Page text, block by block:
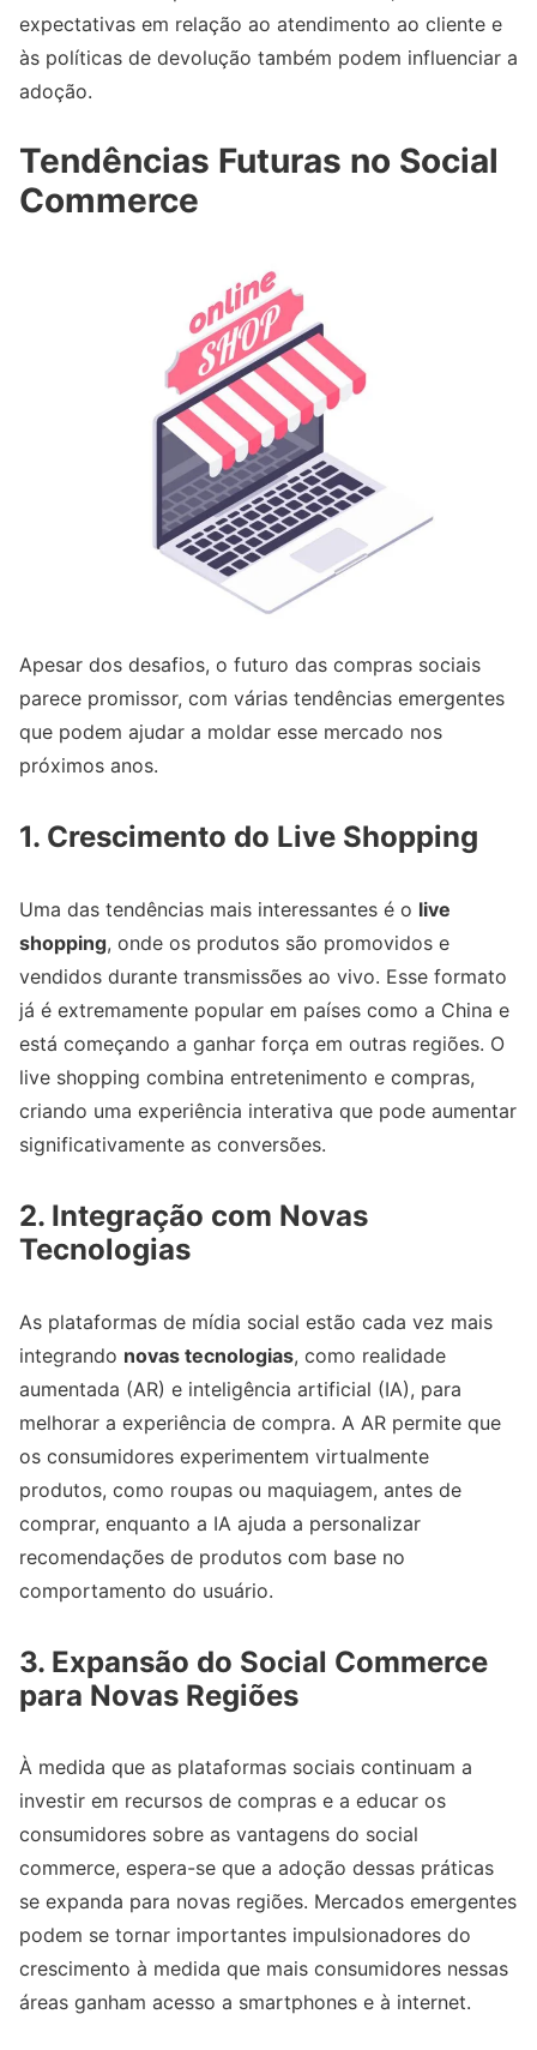
expectativas em relação ao atendimento ao cliente e
às políticas de devolução também podem influenciar a
adoção.
Tendências Futuras no Social
Commerce
Apesar dos desafios, o futuro das compras sociais
parece promissor, com várias tendências emergentes
que podem ajudar a moldar esse mercado nos
próximos anos.
1. Crescimento do Live Shopping
Uma das tendências mais interessantes é o live
shopping, onde os produtos são promovidos e
vendidos durante transmissões ao vivo. Esse formato
já é extremamente popular em países como a China e
está começando a ganhar força em outras regiões. O
live shopping combina entretenimento e compras,
criando uma experiência interativa que pode aumentar
significativamente as conversões.
2. Integração com Novas
Tecnologias
As plataformas de mídia social estão cada vez mais
integrando novas tecnologias, como realidade
aumentada (AR) e inteligência artificial (IA), para
melhorar a experiência de compra. A AR permite que
os consumidores experimentem virtualmente
produtos, como roupas ou maquiagem, antes de
comprar, enquanto a IA ajuda a personalizar
recomendações de produtos com base no
comportamento do usuário.
3. Expansão do Social Commerce
para Novas Regiões
À medida que as plataformas sociais continuam a
investir em recursos de compras e a educar os
consumidores sobre as vantagens do social
commerce, espera-se que a adoção dessas práticas
se expanda para novas regiões. Mercados emergentes
podem se tornar importantes impulsionadores do
crescimento à medida que mais consumidores nessas
áreas ganham acesso a smartphones e à internet.